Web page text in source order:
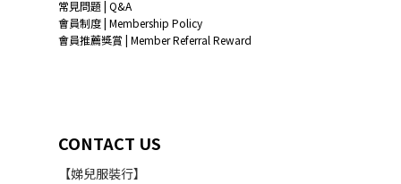
常見問題 | Q&A
會員制度 | Membership Policy
會員推薦獎賞 | Member Referral Reward
CONTACT US
【娣兒服裝行】